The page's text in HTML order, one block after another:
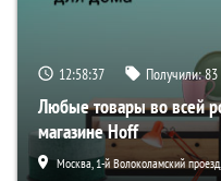
12:58:36 Получили:83
Любые товары во всей
магазине Hoff
Москва, 1-й Волоколамский